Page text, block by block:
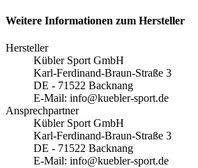
Weitere Informationen zum Hersteller
Hersteller
Kübler Sport GmbH
Karl-Ferdinand-Braun-Straße 3
DE - 71522 Backnang
E-Mail: info@kuebler-sport.de
Ansprechpartner
Kübler Sport GmbH
Karl-Ferdinand-Braun-Straße 3
DE - 71522 Backnang
E-Mail: info@kuebler-sport.de